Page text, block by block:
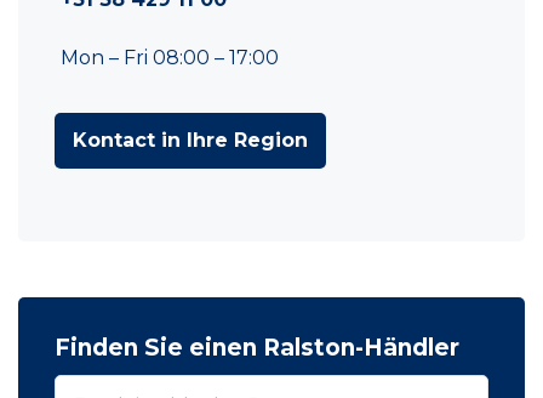
Mon – Fri 08:00 – 17:00
Kontact in Ihre Region
Finden Sie einen Ralston-Händler